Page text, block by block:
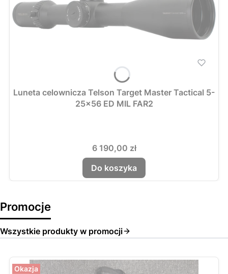
Luneta celownicza Telson Target Master Tactical 5-
25x56 ED MIL FAR2
Cena
6 190,00 zł
Do koszyka
Promocje
Wszystkie produkty w promocji
Okazja